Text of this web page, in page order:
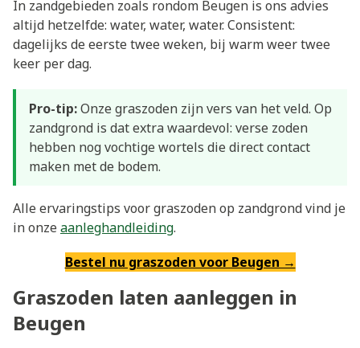
In zandgebieden zoals rondom Beugen is ons advies
altijd hetzelfde: water, water, water. Consistent:
dagelijks de eerste twee weken, bij warm weer twee
keer per dag.
Pro-tip:Onze graszoden zijn vers van het veld. Op
zandgrond is dat extra waardevol: verse zoden
hebben nog vochtige wortels die direct contact
maken met de bodem.
Alle ervaringstips voor graszoden op zandgrond vind je
in onzeaanleghandleiding.
Bestel nu graszoden voor Beugen →
Graszoden laten aanleggen in
Beugen